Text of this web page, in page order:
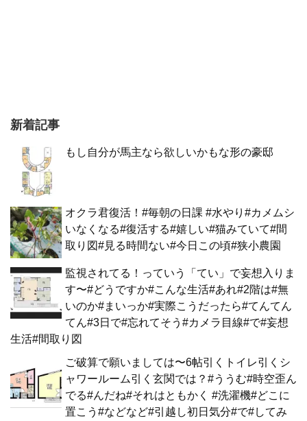
新着記事
もし自分が馬主なら欲しいかもな形の豪邸
オクラ君復活！#毎朝の日課 #水やり#カメムシ
いなくなる#復活する#嬉しい#猫みていて#間
取り図#見る時間ない#今日この頃#狭小農園
監視されてる！っていう「てい」で妄想入りま
す〜#どうですか#こんな生活#あれ#2階は#無
いのか#まいっか#実際こうだったら#てんてん
てん#3日で#忘れてそう#カメラ目線#で#妄想
生活#間取り図
ご破算で願いましては〜6帖引くトイレ引くシ
ャワールーム引く玄関では？#ううむ#時空歪ん
でる#んだね#それはともかく #洗濯機#どこに
置こう#などなど#引越し初日気分#で#してみ